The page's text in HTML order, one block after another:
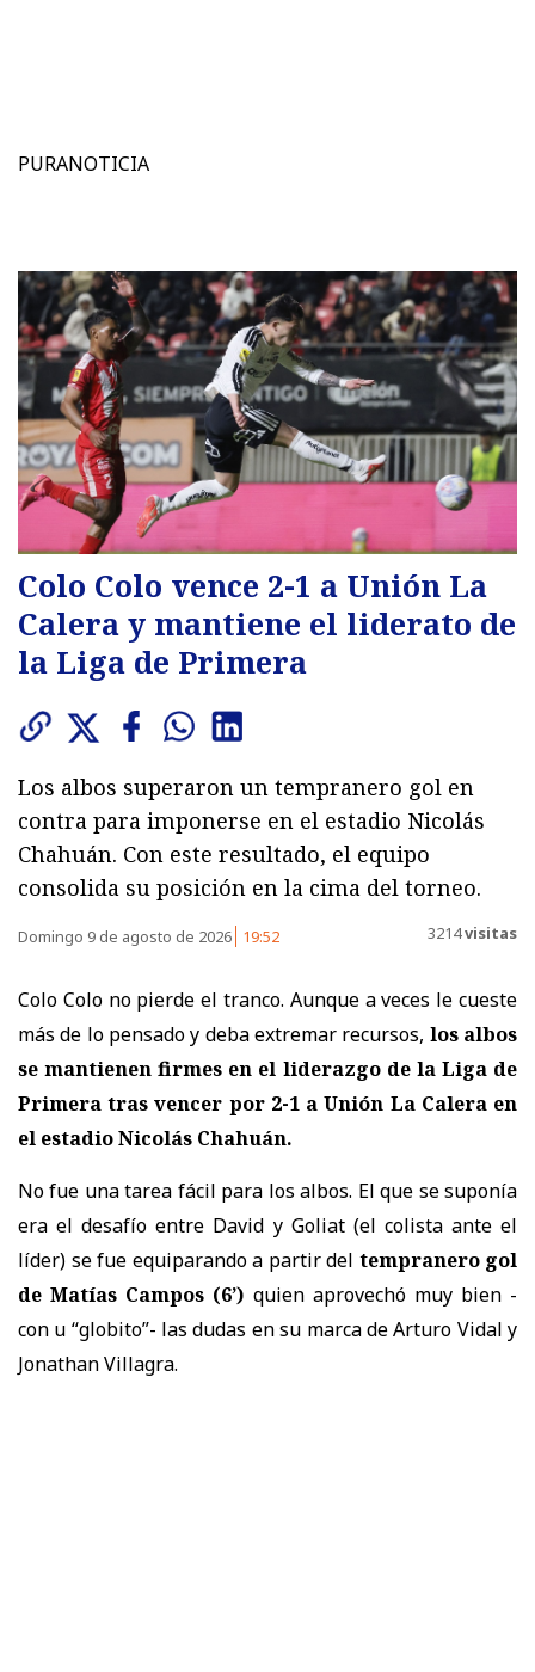
PURANOTICIA
Colo Colo vence 2-1 a Unión La
Calera y mantiene el liderato de
la Liga de Primera
Los albos superaron un tempranero gol en
contra para imponerse en el estadio Nicolás
Chahuán. Con este resultado, el equipo
consolida su posición en la cima del torneo.
Domingo 9 de agosto de 2026 19:52 3214visitas
Colo Colo no pierde el tranco. Aunque a veces le cueste
más de lo pensado y deba extremar recursos, los albos
se mantienen firmes en el liderazgo de la Liga de
Primera tras vencer por 2-1 a Unión La Calera en
el estadio Nicolás Chahuán.
No fue una tarea fácil para los albos. El que se suponía
era el desafío entre David y Goliat (el colista ante el
líder) se fue equiparando a partir del tempranero gol
de Matías Campos (6’) quien aprovechó muy bien -
con u “globito”- las dudas en su marca de Arturo Vidal y
Jonathan Villagra.